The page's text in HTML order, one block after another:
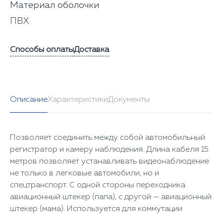
Материал оболочки
ПВХ
Способы оплатыДоставка
ОписаниеХарактеристикиДокументы
Позволяет соединить между собой автомобильный
регистратор и камеру наблюдения. Длина кабеля 15
метров позволяет устанавливать видеонаблюдение
не только в легковые автомобили, но и
спецтранспорт. С одной стороны переходника
авиационный штекер (папа), с другой — авиационный
штекер (мама). Используется для коммутации